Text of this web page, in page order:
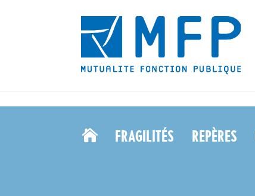
 FRAGILITÉS REPÈRES